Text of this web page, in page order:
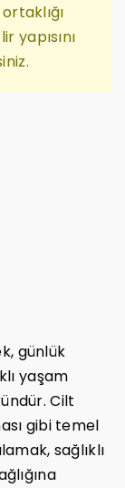
yapısını
günlük
yaşam
Cilt
gibi temel
sağlıklı